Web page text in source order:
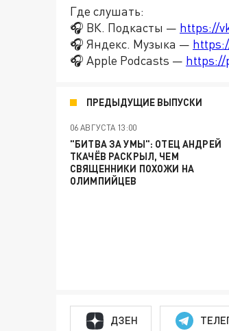
Где слушать:
🎧 ВК. Подкасты — https://
🎧 Яндекс. Музыка —
🎧 Apple Podcasts — https://
ПРЕДЫДУЩИЕ ВЫПУСКИ
06 АВГУСТА 13:00
"БИТВА ЗА УМЫ": ОТЕЦ АНДРЕЙ
ТКАЧЁВ РАСКРЫЛ, ЧЕМ
СВЯЩЕННИКИ ПОХОЖИ НА
ОЛИМПИЙЦЕВ
ДЗЕН